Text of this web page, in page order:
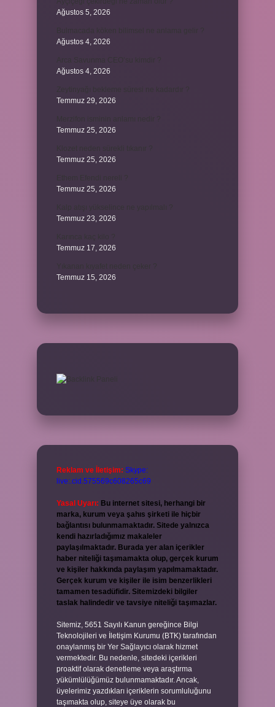
Ağustos 5, 2026
Ağustos 4, 2026
Ağustos 4, 2026
Temmuz 29, 2026
Temmuz 25, 2026
Temmuz 25, 2026
Temmuz 25, 2026
Temmuz 23, 2026
Temmuz 17, 2026
Temmuz 15, 2026
Reklam ve İletişim: Skype:
live:.cid.575569c608265c69
Yasal Uyarı: Bu internet sitesi, herhangi bir
marka, kurum veya şahıs şirketi ile hiçbir
bağlantısı bulunmamaktadır. Sitede yalnızca
kendi hazırladığımız makaleler
paylaşılmaktadır. Burada yer alan içerikler
haber niteliği taşımamakta olup, gerçek kurum
ve kişiler hakkında paylaşım yapılmamaktadır.
Gerçek kurum ve kişiler ile isim benzerlikleri
tamamen tesadüfidir. Sitemizdeki bilgiler
taslak halindedir ve tavsiye niteliği taşımazlar.
Sitemiz, 5651 Sayılı Kanun gereğince Bilgi
Teknolojileri ve İletişim Kurumu (BTK) tarafından
onaylanmış bir Yer Sağlayıcı olarak hizmet
vermektedir. Bu nedenle, sitedeki içerikleri
proaktif olarak denetleme veya araştırma
yükümlülüğümüz bulunmamaktadır. Ancak,
üyelerimiz yazdıkları içeriklerin sorumluluğunu
taşımakta olup, siteye üye olarak bu